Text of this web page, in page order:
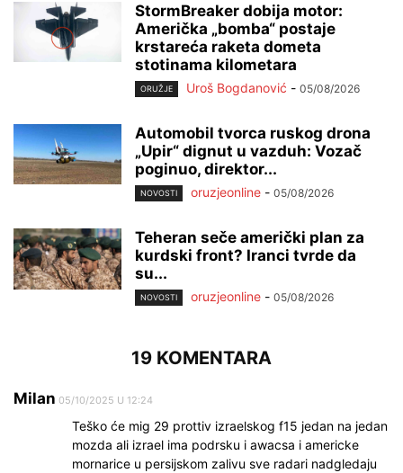
StormBreaker dobija motor:
Američka „bomba“ postaje
krstareća raketa dometa
stotinama kilometara
ORUŽJE Uroš Bogdanović - 05/08/2026
Automobil tvorca ruskog drona
„Upir“ dignut u vazduh: Vozač
poginuo, direktor...
NOVOSTI oruzjeonline - 05/08/2026
Teheran seče američki plan za
kurdski front? Iranci tvrde da
su...
NOVOSTI oruzjeonline - 05/08/2026
19 KOMENTARA
Milan 05/10/2025 U 12:24
Teško će mig 29 prottiv izraelskog f15 jedan na jedan
mozda ali izrael ima podrsku i awacsa i americke
mornarice u persijskom zalivu sve radari nadgledaju